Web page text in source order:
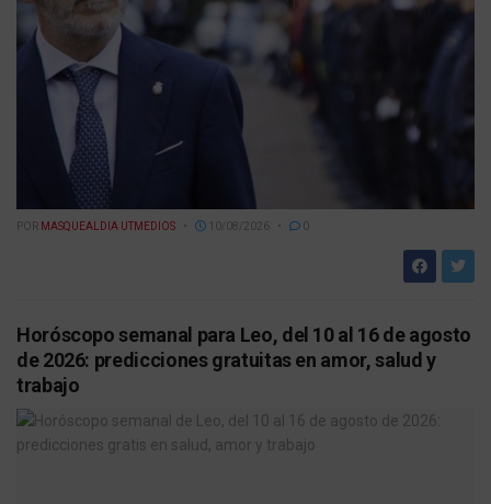
POR MASQUEALDIA UTMEDIOS 10/08/2026 0
Horóscopo semanal para Leo, del 10 al 16 de agosto
de 2026: predicciones gratuitas en amor, salud y
trabajo